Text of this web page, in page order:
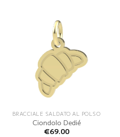
BRACCIALE SALDATO AL POLSO
Ciondolo Dedié
€69.00